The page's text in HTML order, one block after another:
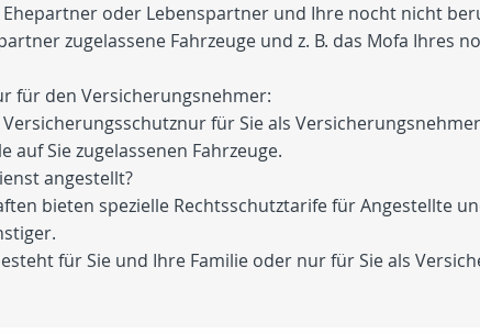
oder Lebenspartner und Ihre nocht nicht
zugelassene Fahrzeuge und z. B. das Mofa Ihres
für den Versicherungsnehmer:
für Sie als
auf Sie zugelassenen Fahrzeuge.
angestellt?
bieten spezielle Rechtsschutztarife für Angestellte
für Sie und Ihre Familie oder nur für Sie als